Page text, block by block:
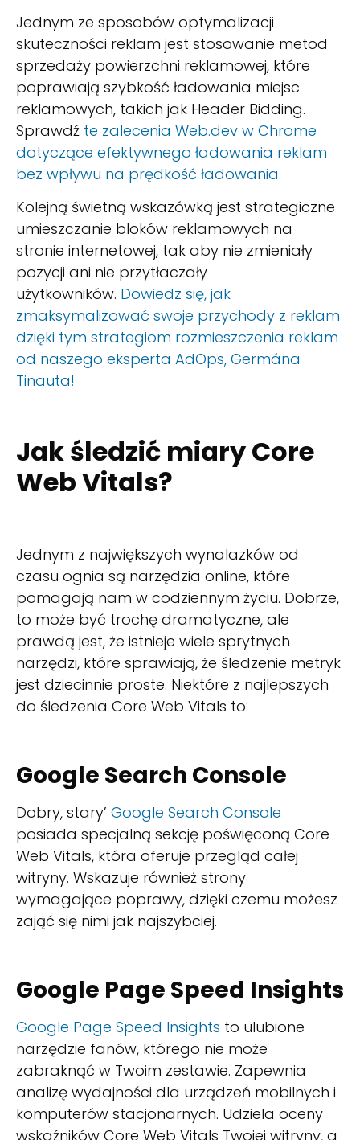
Jednym ze sposobów optymalizacji
skuteczności reklam jest stosowanie metod
sprzedaży powierzchni reklamowej, które
poprawiają szybkość ładowania miejsc
reklamowych, takich jak Header Bidding.
Sprawdź te zalecenia Web.dev w Chrome
dotyczące efektywnego ładowania reklam
bez wpływu na prędkość ładowania.
Kolejną świetną wskazówką jest strategiczne
umieszczanie bloków reklamowych na
stronie internetowej, tak aby nie zmieniały
pozycji ani nie przytłaczały
użytkowników. Dowiedz się, jak
zmaksymalizować swoje przychody z reklam
dzięki tym strategiom rozmieszczenia reklam
od naszego eksperta AdOps, Germána
Tinauta!
Jak śledzić miary Core
Web Vitals?
Jednym z największych wynalazków od
czasu ognia są narzędzia online, które
pomagają nam w codziennym życiu. Dobrze,
to może być trochę dramatyczne, ale
prawdą jest, że istnieje wiele sprytnych
narzędzi, które sprawiają, że śledzenie metryk
jest dziecinnie proste. Niektóre z najlepszych
do śledzenia Core Web Vitals to:
Google Search Console
Dobry, stary’ Google Search Console
posiada specjalną sekcję poświęconą Core
Web Vitals, która oferuje przegląd całej
witryny. Wskazuje również strony
wymagające poprawy, dzięki czemu możesz
zająć się nimi jak najszybciej.
Google Page Speed Insights
Google Page Speed Insights to ulubione
narzędzie fanów, którego nie może
zabraknąć w Twoim zestawie. Zapewnia
analizę wydajności dla urządzeń mobilnych i
komputerów stacjonarnych. Udziela oceny
wskaźników Core Web Vitals Twojej witryny, a